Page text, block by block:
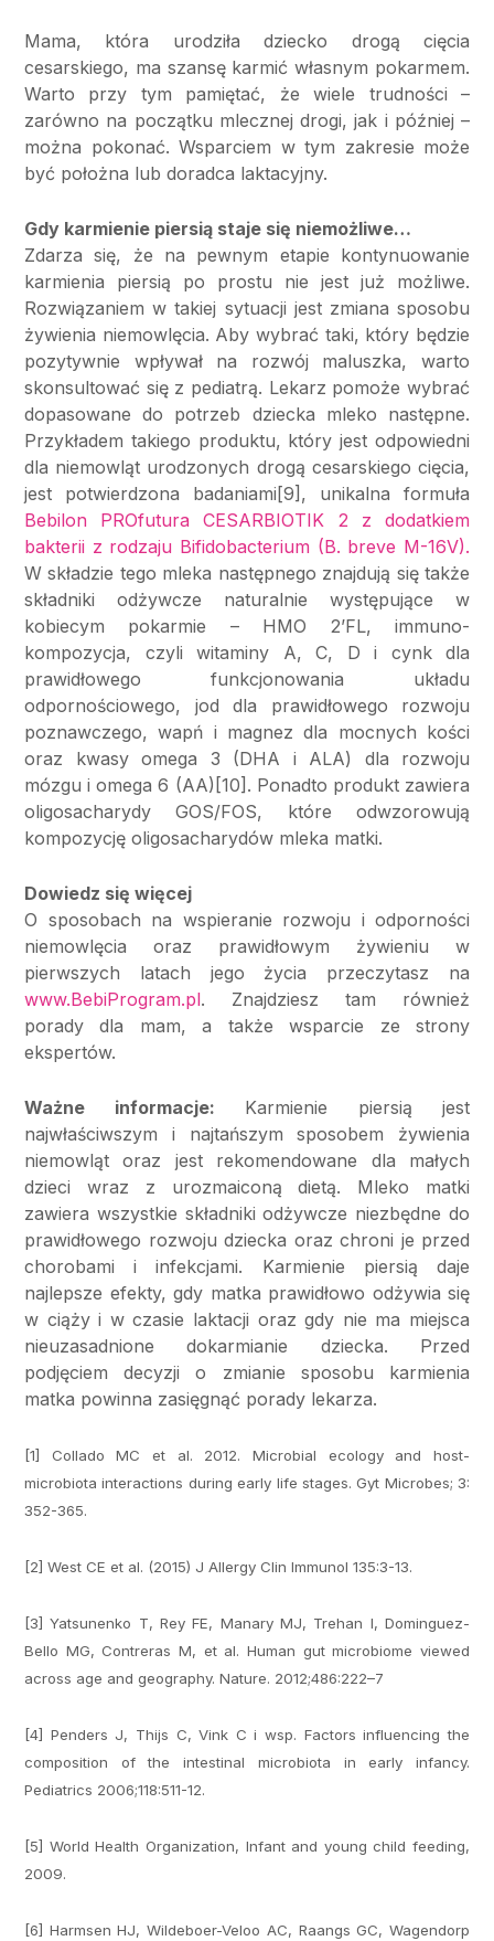
Mama, która urodziła dziecko drogą cięcia
cesarskiego, ma szansę karmić własnym pokarmem.
Warto przy tym pamiętać, że wiele trudności –
zarówno na początku mlecznej drogi, jak i później –
można pokonać. Wsparciem w tym zakresie może
być położna lub doradca laktacyjny.
Gdy karmienie piersią staje się niemożliwe…
Zdarza się, że na pewnym etapie kontynuowanie
karmienia piersią po prostu nie jest już możliwe.
Rozwiązaniem w takiej sytuacji jest zmiana sposobu
żywienia niemowlęcia. Aby wybrać taki, który będzie
pozytywnie wpływał na rozwój maluszka, warto
skonsultować się z pediatrą. Lekarz pomoże wybrać
dopasowane do potrzeb dziecka mleko następne.
Przykładem takiego produktu, który jest odpowiedni
dla niemowląt urodzonych drogą cesarskiego cięcia,
jest potwierdzona badaniami[9], unikalna formuła
Bebilon PROfutura CESARBIOTIK 2 z dodatkiem
bakterii z rodzaju Bifidobacterium (B. breve M-16V).
W składzie tego mleka następnego znajdują się także
składniki odżywcze naturalnie występujące w
kobiecym pokarmie – HMO 2’FL, immuno-
kompozycja, czyli witaminy A, C, D i cynk dla
prawidłowego funkcjonowania układu
odpornościowego, jod dla prawidłowego rozwoju
poznawczego, wapń i magnez dla mocnych kości
oraz kwasy omega 3 (DHA i ALA) dla rozwoju
mózgu i omega 6 (AA)[10]. Ponadto produkt zawiera
oligosacharydy GOS/FOS, które odwzorowują
kompozycję oligosacharydów mleka matki.
Dowiedz się więcej
O sposobach na wspieranie rozwoju i odporności
niemowlęcia oraz prawidłowym żywieniu w
pierwszych latach jego życia przeczytasz na
www.BebiProgram.pl. Znajdziesz tam również
porady dla mam, a także wsparcie ze strony
ekspertów.
Ważne informacje: Karmienie piersią jest
najwłaściwszym i najtańszym sposobem żywienia
niemowląt oraz jest rekomendowane dla małych
dzieci wraz z urozmaiconą dietą. Mleko matki
zawiera wszystkie składniki odżywcze niezbędne do
prawidłowego rozwoju dziecka oraz chroni je przed
chorobami i infekcjami. Karmienie piersią daje
najlepsze efekty, gdy matka prawidłowo odżywia się
w ciąży i w czasie laktacji oraz gdy nie ma miejsca
nieuzasadnione dokarmianie dziecka. Przed
podjęciem decyzji o zmianie sposobu karmienia
matka powinna zasięgnąć porady lekarza.
[1] Collado MC et al. 2012. Microbial ecology and host-
microbiota interactions during early life stages. Gyt Microbes; 3:
352-365.
[2] West CE et al. (2015) J Allergy Clin Immunol 135:3-13.
[3] Yatsunenko T, Rey FE, Manary MJ, Trehan I, Dominguez-
Bello MG, Contreras M, et al. Human gut microbiome viewed
across age and geography. Nature. 2012;486:222–7
[4] Penders J, Thijs C, Vink C i wsp. Factors influencing the
composition of the intestinal microbiota in early infancy.
Pediatrics 2006;118:511-12.
[5] World Health Organization, Infant and young child feeding,
2009.
[6] Harmsen HJ, Wildeboer-Veloo AC, Raangs GC, Wagendorp